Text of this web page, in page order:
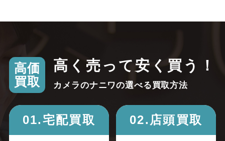
高価
買取
高く売って安く買う！
カメラのナニワの選べる買取方法
01.宅配買取 02.店頭買取